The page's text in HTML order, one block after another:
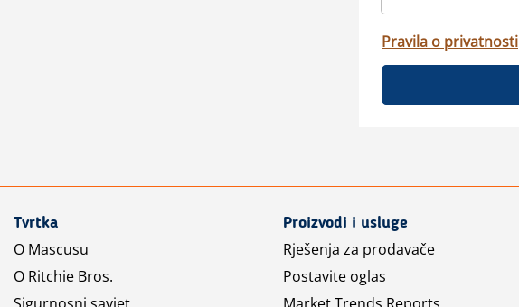
Pravila o privatnosti
Tvrtka
O Mascusu
O Ritchie Bros.
Proizvodi i usluge
Rješenja za prodavače
Postavite oglas